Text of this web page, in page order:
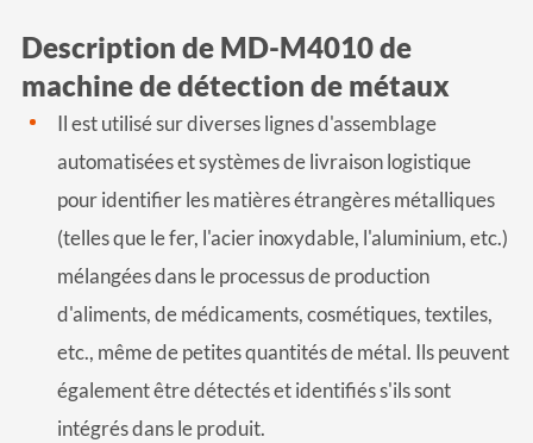
Description de MD-M4010 de
machine de détection de métaux
Il est utilisé sur diverses lignes d'assemblage
automatisées et systèmes de livraison logistique
pour identifier les matières étrangères métalliques
(telles que le fer, l'acier inoxydable, l'aluminium, etc.)
mélangées dans le processus de production
d'aliments, de médicaments, cosmétiques, textiles,
etc., même de petites quantités de métal. Ils peuvent
également être détectés et identifiés s'ils sont
intégrés dans le produit.